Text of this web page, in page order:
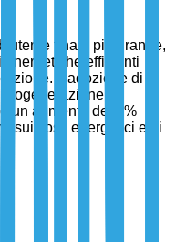
utente finale più grande,
efficienti
L'adozione di
è
un aumento del 7%
sui costi energetici e ai